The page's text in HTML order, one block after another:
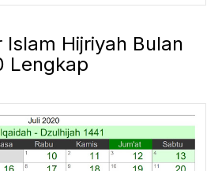
Islam Hijriyah Bulan
Lengkap